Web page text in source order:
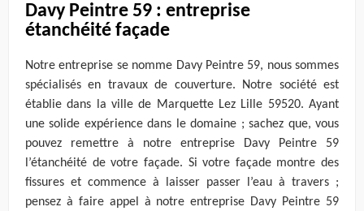
Davy Peintre 59 : entreprise
étanchéité façade
Notre entreprise se nomme Davy Peintre 59, nous sommes
spécialisés en travaux de couverture. Notre société est
établie dans la ville de Marquette Lez Lille 59520. Ayant
une solide expérience dans le domaine ; sachez que, vous
pouvez remettre à notre entreprise Davy Peintre 59
l’étanchéité de votre façade. Si votre façade montre des
fissures et commence à laisser passer l’eau à travers ;
pensez à faire appel à notre entreprise Davy Peintre 59